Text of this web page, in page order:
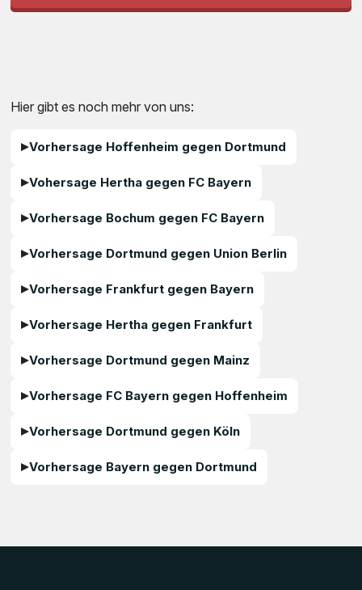
Hier gibt es noch mehr von uns:
Vorhersage Hoffenheim gegen Dortmund
Vohersage Hertha gegen FC Bayern
Vorhersage Bochum gegen FC Bayern
Vorhersage Dortmund gegen Union Berlin
Vorhersage Frankfurt gegen Bayern
Vorhersage Hertha gegen Frankfurt
Vorhersage Dortmund gegen Mainz
Vorhersage FC Bayern gegen Hoffenheim
Vorhersage Dortmund gegen Köln
Vorhersage Bayern gegen Dortmund